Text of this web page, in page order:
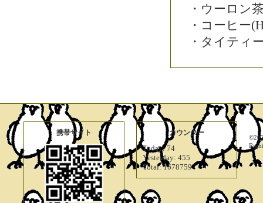
・ウーロン
・コーヒー
・タイティ
携帯サイト カウンター
Today:74
Yesterday: 455
Total:1678759